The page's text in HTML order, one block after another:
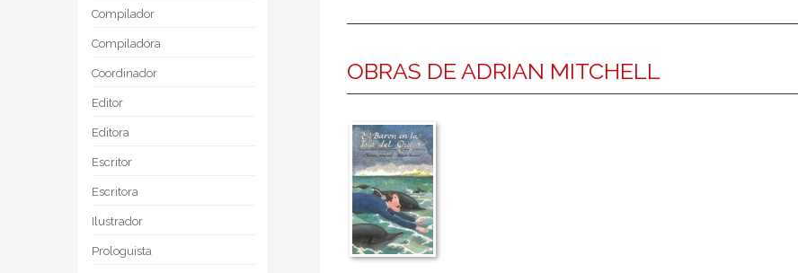
Compilador
Compiladora
Coordinador
Editor
Editora
Escritor
Escritora
Ilustrador
Prologuista
OBRAS DE ADRIAN MITCHELL